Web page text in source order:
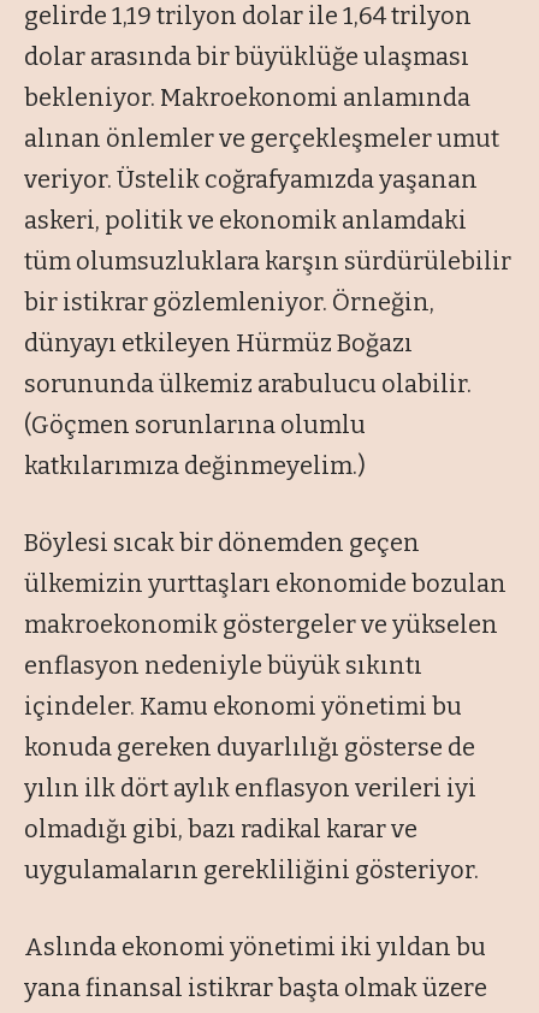
gelirde 1,19 trilyon dolar ile 1,64 trilyon
dolar arasında bir büyüklüğe ulaşması
bekleniyor. Makroekonomi anlamında
alınan önlemler ve gerçekleşmeler umut
veriyor. Üstelik coğrafyamızda yaşanan
askeri, politik ve ekonomik anlamdaki
tüm olumsuzluklara karşın sürdürülebilir
bir istikrar gözlemleniyor. Örneğin,
dünyayı etkileyen Hürmüz Boğazı
sorununda ülkemiz arabulucu olabilir.
(Göçmen sorunlarına olumlu
katkılarımıza değinmeyelim.)
Böylesi sıcak bir dönemden geçen
ülkemizin yurttaşları ekonomide bozulan
makroekonomik göstergeler ve yükselen
enflasyon nedeniyle büyük sıkıntı
içindeler. Kamu ekonomi yönetimi bu
konuda gereken duyarlılığı gösterse de
yılın ilk dört aylık enflasyon verileri iyi
olmadığı gibi, bazı radikal karar ve
uygulamaların gerekliliğini gösteriyor.
Aslında ekonomi yönetimi iki yıldan bu
yana finansal istikrar başta olmak üzere